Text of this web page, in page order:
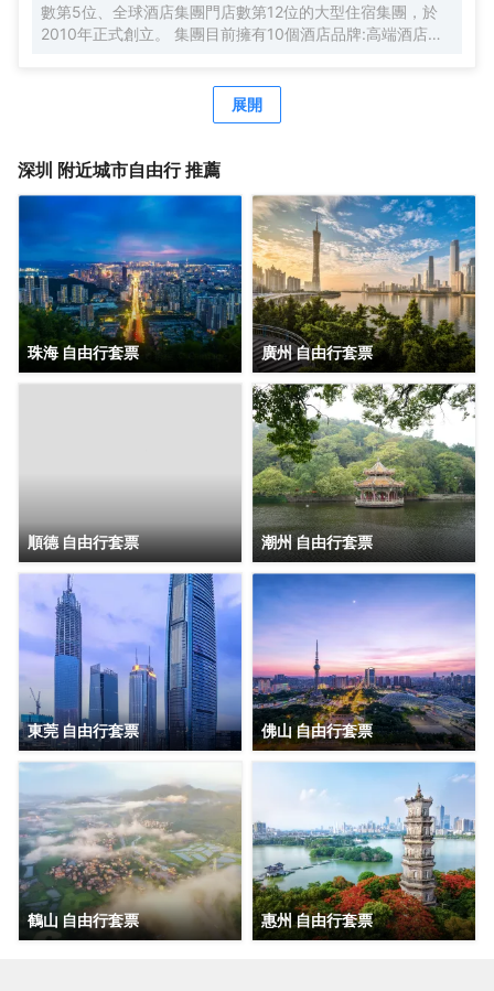
數第5位、全球酒店集團門店數第12位的大型住宿集團，於
2010年正式創立。 集團目前擁有10個酒店品牌:高端酒店品
牌花美時、公寓品牌LIPPO公社。尚美生活旗下酒店超過
3500家（含在營店和籌建店），現已覆蓋全國31個省293座
團，尚美生活憑藉創新的商業模式、強大的品牌優勢和專業
創、共享大住宿共同體。未來，集團將不斷探索住宿業與互
聯網的結合、與新生活方式的結合，致力於成為全球領先的
生活服務連鎖平台，引領新尚美好生活。
展開
深圳 附近城市自由行 推薦
珠海 自由行套票 廣州 自由行套票
順德 自由行套票 潮州 自由行套票
東莞 自由行套票 佛山 自由行套票
鶴山 自由行套票 惠州 自由行套票